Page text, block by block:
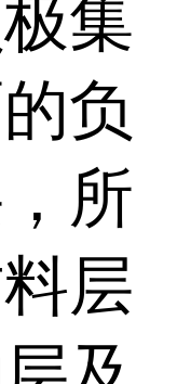
集
负
所
层